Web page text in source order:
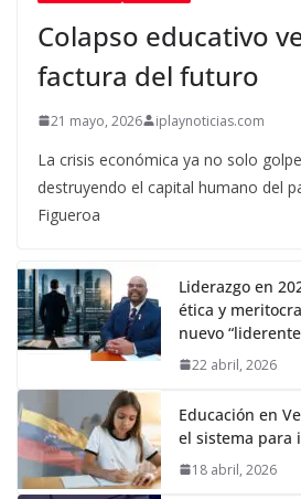
Colapso educativo
factura del futuro
21 mayo, 2026 iplaynoticias.com
La crisis económica ya no solo
destruyendo el capital humano del
Figueroa
Liderazgo en
ética y
nuevo
22 abril, 2026
Educación en
el sistema para
18 abril, 2026